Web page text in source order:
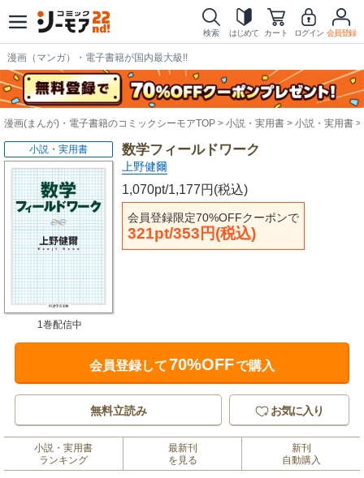
検索 はじめて カート ログイン 会員登録
漫画（マンガ）・電子書籍が国内最大級!!
漫画(まんが)・電子書籍のコミックシーモアTOP 小説・実用書 小説・実用書
数学フィールドワーク
上野健爾
1,070pt/1,177円(税込)
会員登録限定70%OFFクーポンで
321pt/353円(税込)
小説・実用書
1巻配信中
会員登録して70%OFFで購入
無料立読み お気に入り
小説・実用書
ランキング
最新刊
を見る
新刊
自動購入